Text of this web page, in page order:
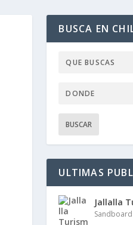
BUSCA EN
ULTIMAS
Jallalla